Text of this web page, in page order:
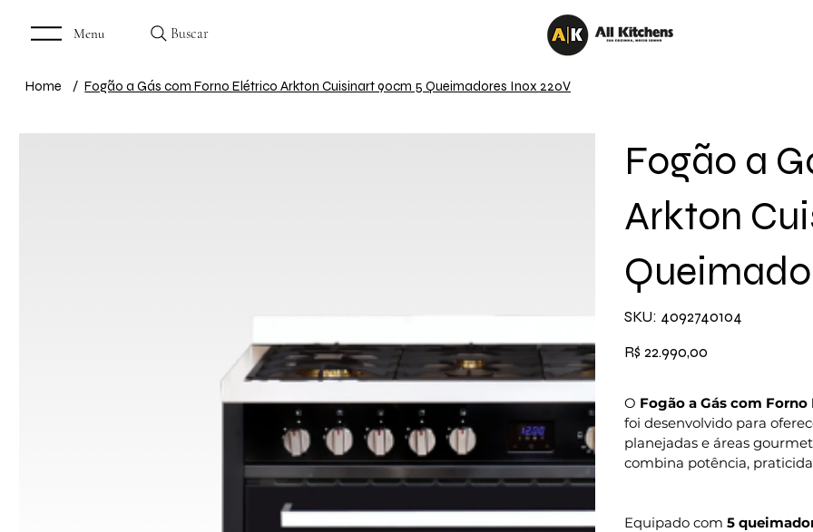
Menu Buscar
Home / Fogão a Gás com Forno Elétrico Arkton Cuisinart 90cm 5 Queimadores Inox 220V
Fogão a
Arkton
SKU: 4092740104
4092740104
Preço
R$ 22.990,00
O Fogão a Gás com
foi desenvolvido para
planejadas e áreas
combina potência,
Equipado com 5